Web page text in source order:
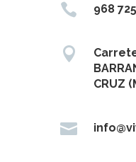
 968

CRUZ
